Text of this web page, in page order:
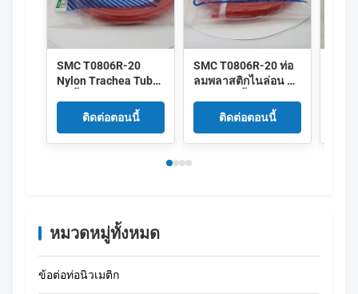
SMC T0806R-20
Nylon Trachea Tube
กัดกร่อนเสียงรบกวน
ติดต่อตอนนี้
SMC T0806R-20 ท่อ
ลมพลาสติกไนล่อน ท่อ
ติดต่อตอนนี้
หมวดหมู่ทั้งหมด
ข้อต่อท่อนิวเมติก